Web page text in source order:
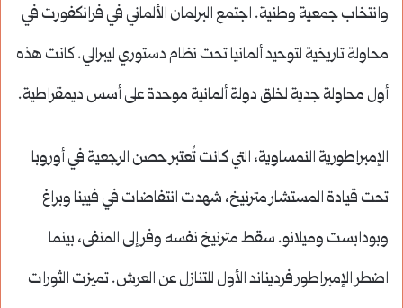
وانتخاب جمعية وطنية. اجتمع البرلمان الألماني في فرانكفورت في
محاولة تاريخية لتوحيد ألمانيا تحت نظام دستوري ليبرالي. كانت هذه
أول محاولة جدية لخلق دولة ألمانية موحدة على أسس ديمقراطية.
الإمبراطورية النمساوية، التي كانت تُعتبر حصن الرجعية في أوروبا
تحت قيادة المستشار مترنيخ، شهدت انتفاضات في فيينا وبراغ
وبودابست وميلانو. سقط مترنيخ نفسه وفر إلى المنفى، بينما
اضطر الإمبراطور فرديناند الأول للتنازل عن العرش. تميزت الثورات